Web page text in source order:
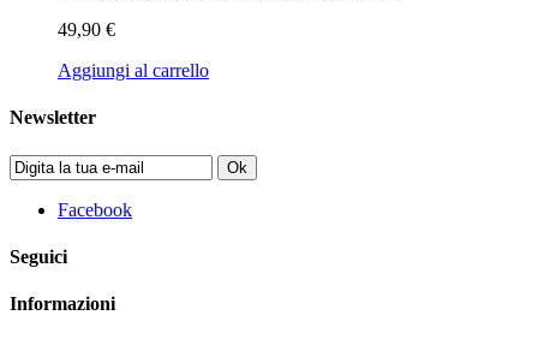
49,90 €
Aggiungi al carrello
Newsletter
Ok
Facebook
Seguici
Informazioni